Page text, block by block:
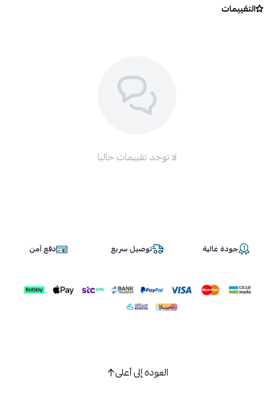
التقييمات
لا توجد تقييمات حاليا
جودة عالية توصيل سريع دفع آمن
العودة إلى أعلى